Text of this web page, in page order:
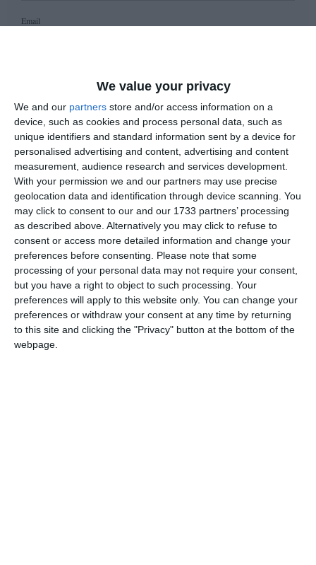
We value your privacy
We and our partners store and/or access information on a
device, such as cookies and process personal data, such as
unique identifiers and standard information sent by a device for
personalised advertising and content, advertising and content
measurement, audience research and services development.
With your permission we and our partners may use precise
geolocation data and identification through device scanning. You
may click to consent to our and our 1733 partners’ processing
as described above. Alternatively you may click to refuse to
consent or access more detailed information and change your
preferences before consenting.
Please note that some
processing of your personal data may not require your consent,
but you have a right to object to such processing. Your
preferences will apply to this website only. You can change your
preferences or withdraw your consent at any time by returning
to this site and clicking the "Privacy" button at the bottom of the
webpage.
Email
Am citit si sunt de acord cu regulile de postare
Acest formular colectează numele, e-mailul şi conținutul mesajului, astfel încât
să putem urmări comentariile tale pe site. Nu vom folosi datele tale în alt scop.
Pentru mai multe informaţii, consultă politica noastră de confidenţialitate, unde vei
primi mai multe privind informaţii despre cum și de ce stocăm datele tale.
Posteaza comentariul
ARTICOLE ASEMANATOARE